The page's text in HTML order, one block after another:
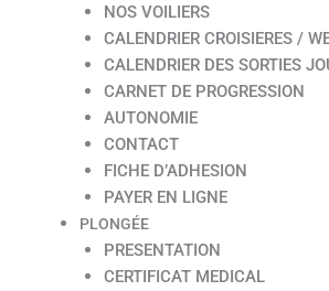
NOS VOILIERS
CALENDRIER CROISIERES /
CALENDRIER DES SORTIES
CARNET DE PROGRESSION
AUTONOMIE
CONTACT
FICHE D’ADHESION
PAYER EN LIGNE
PLONGÉE
PRESENTATION
CERTIFICAT MEDICAL